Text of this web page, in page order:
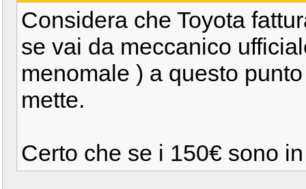
Considera che Toyota
se vai da meccanico
menomale ) a questo
mette.
Certo che se i 150€ sono